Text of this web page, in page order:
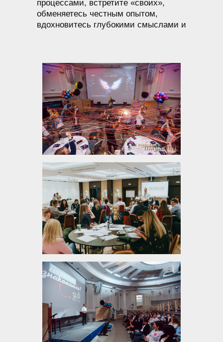
процессами, встретите «своих»,
обменяетесь честным опытом,
вдохновитесь глубокими смыслами и